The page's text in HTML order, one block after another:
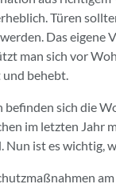
Türen
Das eigene
man sich vor
behebt.
befinden sich die
im letzten Jahr
Nun ist es wichtig,